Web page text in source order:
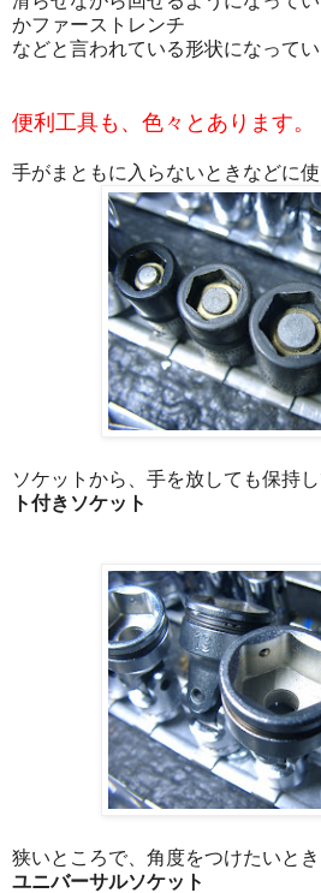
かファーストレンチ
などと言われている形状になってい
便利工具も、色々とあります。
手がまともに入らないときなどに使
ソケットから、手を放しても保持
ト付きソケット
狭いところで、角度をつけたいとき
ユニバーサルソケット